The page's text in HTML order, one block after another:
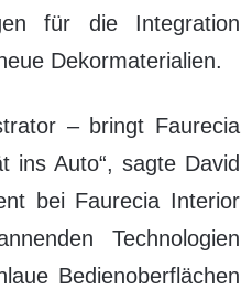
für die Integration
Dekormaterialien.
– bringt Faurecia
ins Auto“, sagte David
bei Faurecia Interior
Technologien
Bedienoberflächen